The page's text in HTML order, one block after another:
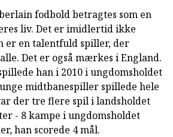
fodbold betragtes som en
liv. Det er imidlertid ikke
er en talentfuld spiller, der
Det er også mærkes i England.
han i 2010 i ungdomsholdet
midtbanespiller spillede hele
der tre flere spil i landsholdet
- 8 kampe i ungdomsholdet
han scorede 4 mål.